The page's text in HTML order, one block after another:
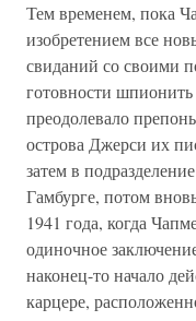
Тем временем, пока
изобретением все
свиданий со своими
готовности
преодолевало
острова Джерси их
затем в
Гамбурге, потом
1941 года, когда
одиночное
наконец-то начало
карцере,